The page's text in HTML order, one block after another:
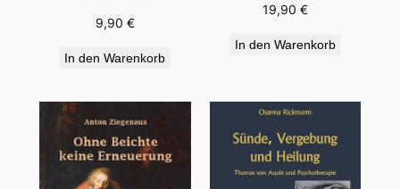
9,90 €
In den Warenkorb
19,90 €
In den Warenkorb